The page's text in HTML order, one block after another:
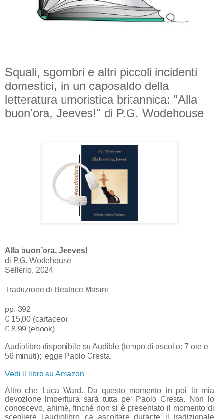
Squali, sgombri e altri piccoli incidenti
domestici, in un caposaldo della
letteratura umoristica britannica: "Alla
buon'ora, Jeeves!" di P.G. Wodehouse
Alla buon’ora, Jeeves!
di P.G. Wodehouse
Sellerio, 2024
Traduzione di Beatrice Masini
pp. 392
€ 15,00 (cartaceo)
€ 8,99 (ebook)
Audiolibro disponibile su Audible (tempo di ascolto: 7 ore e
56 minuti); legge Paolo Cresta.
Vedi il libro su Amazon
Altro che Luca Ward. Da questo momento in poi la mia
devozione imperitura sarà tutta per Paolo Cresta. Non lo
conoscevo, ahimè, finché non si è presentato il momento di
scegliere l’audiolibro da ascoltare durante il tradizionale